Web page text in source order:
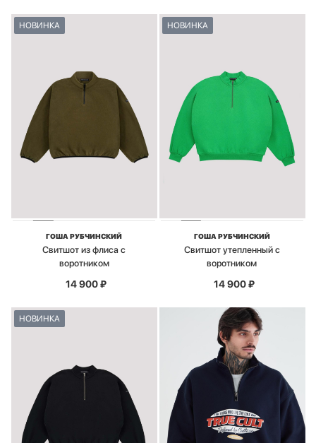
НОВИНКА
ГОША РУБЧИНСКИЙ
Свитшот из флиса с
воротником
14 900₽
НОВИНКА
ГОША РУБЧИНСКИЙ
Свитшот утепленный с
воротником
14 900₽
НОВИНКА